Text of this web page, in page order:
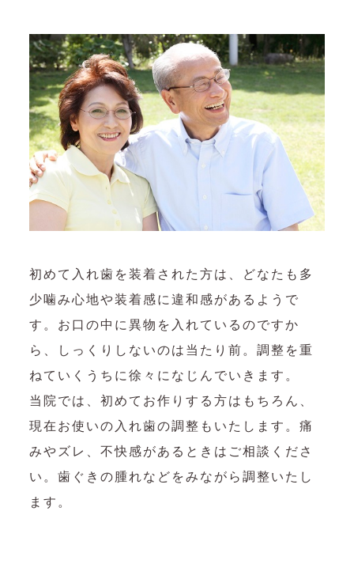
初めて入れ歯を装着された方は、どなたも多
少噛み心地や装着感に違和感があるようで
す。お口の中に異物を入れているのですか
ら、しっくりしないのは当たり前。調整を重
ねていくうちに徐々になじんでいきます。
当院では、初めてお作りする方はもちろん、
現在お使いの入れ歯の調整もいたします。痛
みやズレ、不快感があるときはご相談くださ
い。歯ぐきの腫れなどをみながら調整いたし
ます。